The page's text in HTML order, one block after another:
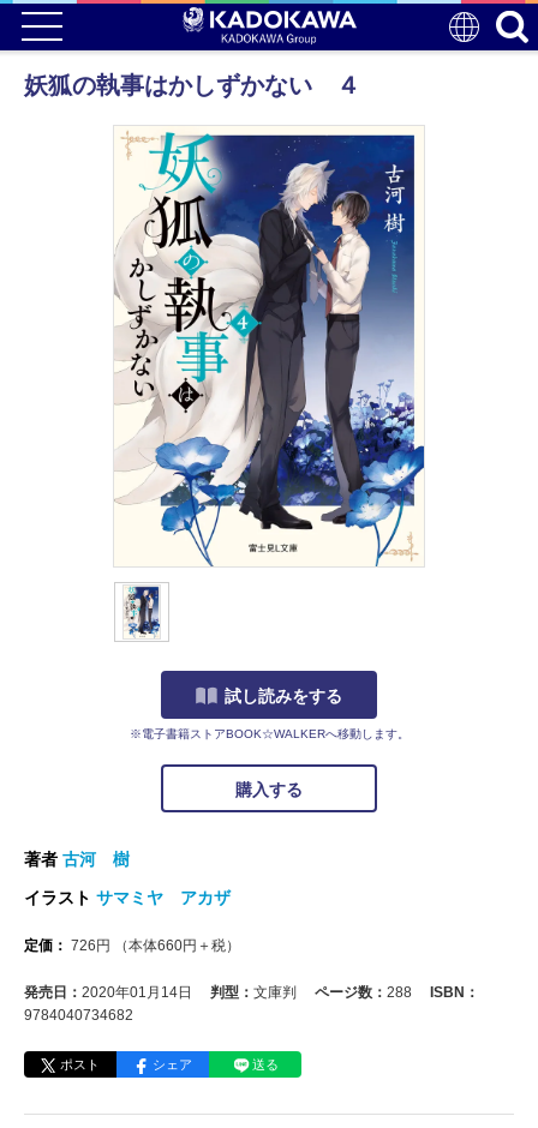
妖狐の執事はかしずかない ４
試し読みをする
※電子書籍ストアBOOK☆WALKERへ移動します。
購入する
著者 古河 樹
イラスト サマミヤ アカザ
定価： 726 円 （本体660円＋税）
発売日： 2020年01月14日 判型： 文庫判 ページ数： 288
ISBN：
9784040734682
ポスト シェア 送る